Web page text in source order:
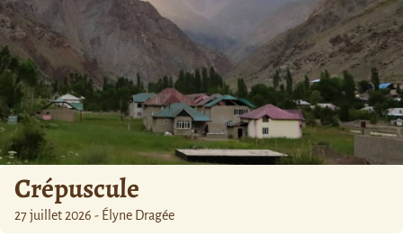
Crépuscule
27 juillet 2026 - Élyne Dragée